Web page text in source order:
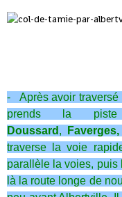
- Après avoir traversé
prends la
Doussard ,
traverse la voie
parallèle la voies, puis
là la route longe de